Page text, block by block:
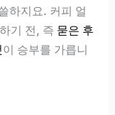
하지요. 커피 얼
기 전, 즉 묻은 후
이 승부를 가릅니